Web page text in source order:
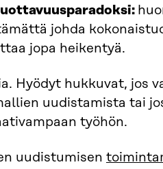
johda
jopa heikentyä.
Hyödyt hukkuvat, jos
uudistamista tai
työhön.
uudistumisen